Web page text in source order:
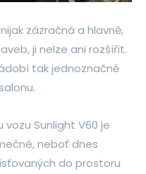
zázračná a hlavně,
ji nelze ani rozšířit.
tak jednoznačně
vozu Sunlight V60 je
neboť dnes
do prostoru